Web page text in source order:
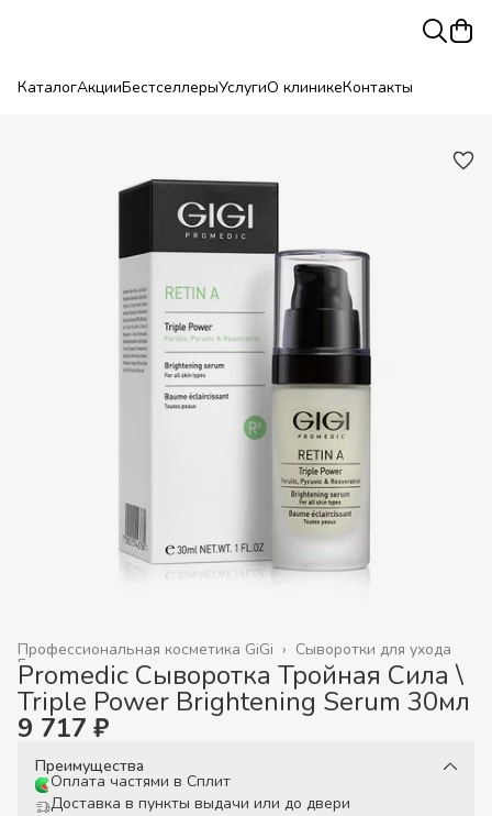
КаталогАкцииБестселлерыУслугиО клиникеКонтакты
Сыворотки для ухода
Профессиональная косметика GiGi ›
Главная
Promedic Сыворотка Тройная Сила \
Triple Power Brightening Serum 30мл
9 717 ₽
Преимущества
Оплата частями в Сплит
Доставка в пункты выдачи или до двери